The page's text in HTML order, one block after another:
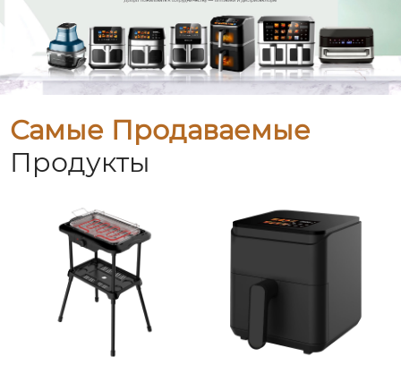
Самые Продаваемые
Продукты